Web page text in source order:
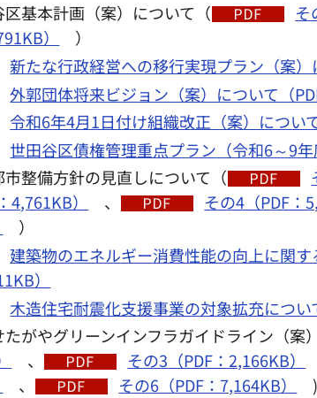
基本計画（案）について（
そ
）
）
新たな行政経営への移行実現プラン（案）
外郭団体将来ビジョン（案）について（
令和6年4月1日付け組織改正（案）につい
世田谷区債権管理重点プラン（令和6～9年
整備方針の見直しについて（
4,761KB）
、 その4（PDF：
）
建築物のエネルギー消費性能の向上に関
）
木造住宅耐震化支援事業の対象拡充につい
たがやグリーンインフラガイドライン（案
、 その3（PDF：2,166KB）
、 その6（PDF：7,164KB）
)